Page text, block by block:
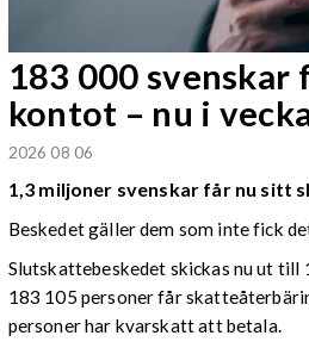
183 000 svenskar
kontot – nu i
2026 08 06
1,3 miljoner svenskar får nu sitt
Beskedet gäller dem som inte fick
Slutskattebeskedet skickas nu ut till
183 105 personer får
personer har kvarskatt att betala.